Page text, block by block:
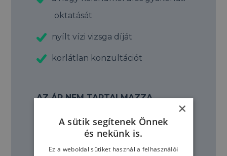
oktatását
nyílt vízi vizsga díját
korlátlan konzultációt
AZ ÁR NEM TARTALMAZZA
merülések költségeit
PADI nemzetközi kártyadíj
×
A sütik segítenek Önnek
és nekünk is.
Ez a weboldal sütiket használ a felhasználói